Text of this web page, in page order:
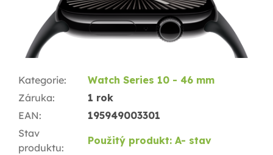
Kategorie:
Watch Series 10 - 46 mm
Záruka:
1 rok
EAN:
195949003301
Stav
produktu:
Použitý produkt: A- stav